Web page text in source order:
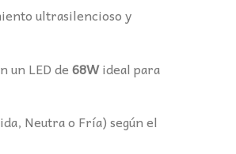
ultrasilencioso y
un LED de68Wideal para
Neutra o Fría) según el